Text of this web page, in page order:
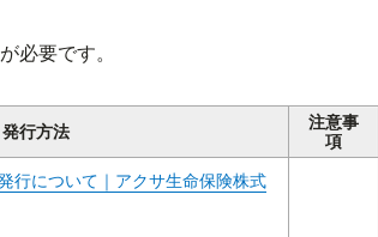
必要です。
発行方法
注意事
項
行について｜アクサ生命保険株式